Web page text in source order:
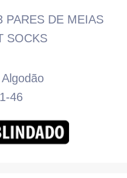
PARES DE MEIAS
SOCKS
46